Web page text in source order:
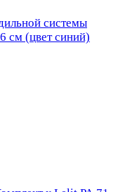
системы
см (цвет синий)